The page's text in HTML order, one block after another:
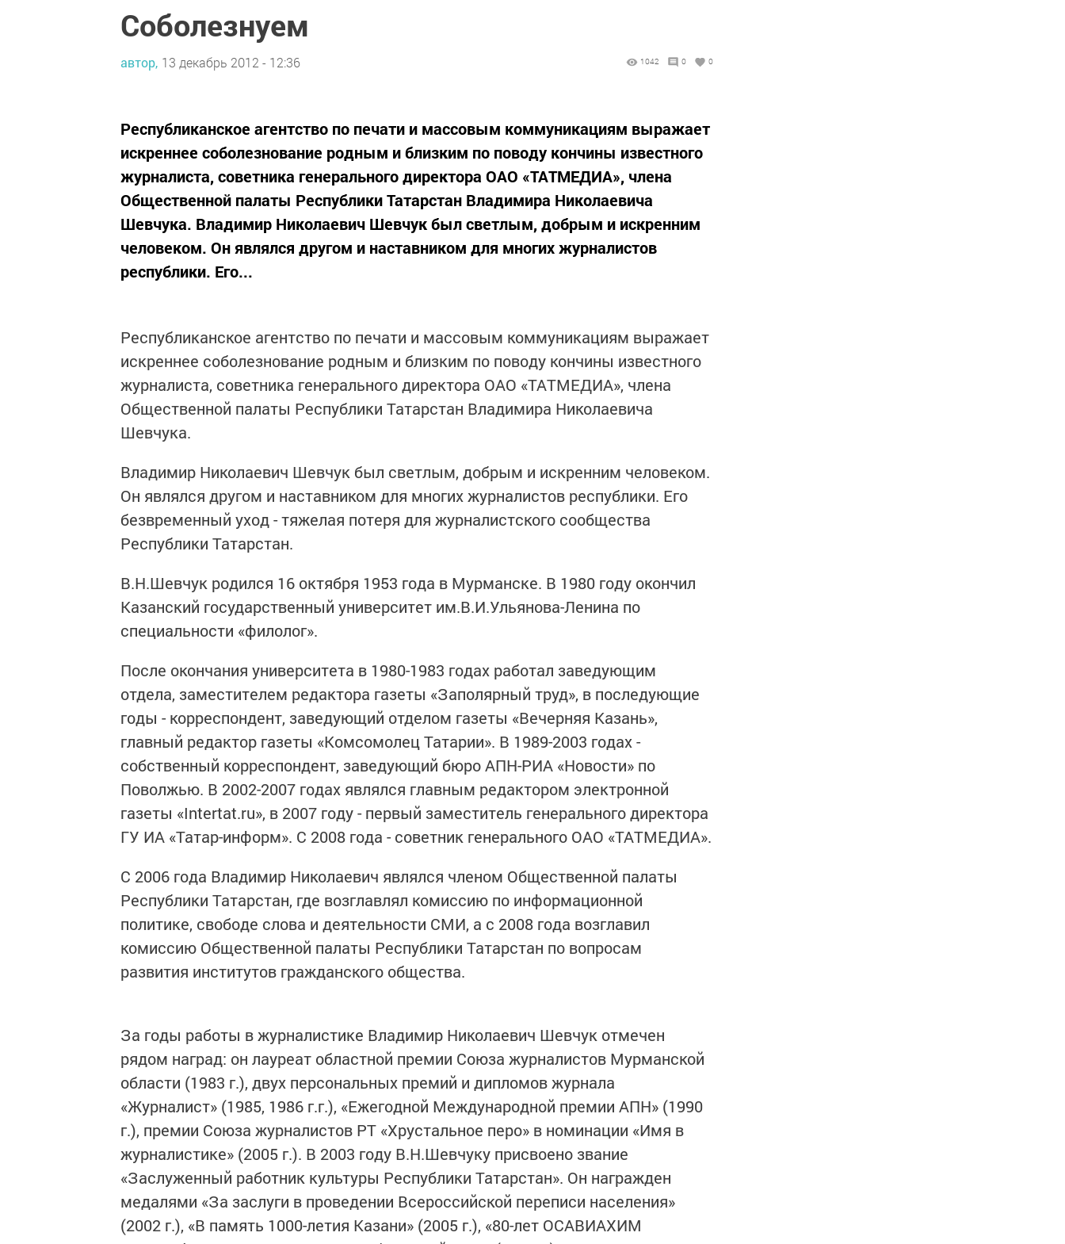
Соболезнуем
автор, 13 декабрь 2012 - 12:36 1042 0 0
Республиканское агентство по печати и массовым коммуникациям выражает
искреннее соболезнование родным и близким по поводу кончины известного
журналиста, советника генерального директора ОАО «ТАТМЕДИА», члена
Общественной палаты Республики Татарстан Владимира Николаевича
Шевчука. Владимир Николаевич Шевчук был светлым, добрым и искренним
человеком. Он являлся другом и наставником для многих журналистов
республики. Его...
Республиканское агентство по печати и массовым коммуникациям выражает
искреннее соболезнование родным и близким по поводу кончины известного
журналиста, советника генерального директора ОАО «ТАТМЕДИА», члена
Общественной палаты Республики Татарстан Владимира Николаевича
Шевчука.
Владимир Николаевич Шевчук был светлым, добрым и искренним человеком.
Он являлся другом и наставником для многих журналистов республики. Его
безвременный уход - тяжелая потеря для журналистского сообщества
Республики Татарстан.
В.Н.Шевчук родился 16 октября 1953 года в Мурманске. В 1980 году окончил
Казанский государственный университет им.В.И.Ульянова-Ленина по
специальности «филолог».
После окончания университета в 1980-1983 годах работал заведующим
отдела, заместителем редактора газеты «Заполярный труд», в последующие
годы - корреспондент, заведующий отделом газеты «Вечерняя Казань»,
главный редактор газеты «Комсомолец Татарии». В 1989-2003 годах -
собственный корреспондент, заведующий бюро АПН-РИА «Новости» по
Поволжью. В 2002-2007 годах являлся главным редактором электронной
газеты «Intertat.ru», в 2007 году - первый заместитель генерального директора
ГУ ИА «Татар-информ». С 2008 года - советник генерального ОАО «ТАТМЕДИА».
С 2006 года Владимир Николаевич являлся членом Общественной палаты
Республики Татарстан, где возглавлял комиссию по информационной
политике, свободе слова и деятельности СМИ, а с 2008 года возглавил
комиссию Общественной палаты Республики Татарстан по вопросам
развития институтов гражданского общества.
За годы работы в журналистике Владимир Николаевич Шевчук отмечен
рядом наград: он лауреат областной премии Союза журналистов Мурманской
области (1983 г.), двух персональных премий и дипломов журнала
«Журналист» (1985, 1986 г.г.), «Ежегодной Международной премии АПН» (1990
г.), премии Союза журналистов РТ «Хрустальное перо» в номинации «Имя в
журналистике» (2005 г.). В 2003 году В.Н.Шевчуку присвоено звание
«Заслуженный работник культуры Республики Татарстан». Он награжден
медалями «За заслуги в проведении Всероссийской переписи населения»
(2002 г.), «В память 1000-летия Казани» (2005 г.), «80-лет ОСАВИАХИМ